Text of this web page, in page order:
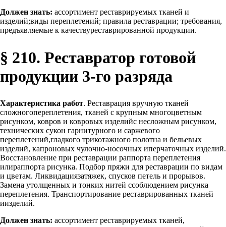
Должен знать: ассортимент реставрируемых тканей и
изделий;виды переплетений; правила реставрации; требования,
предъявляемые к качествуреставрированной продукции.
§ 210. Реставратор готовой
продукции 3-го разряда
Характеристика работ. Реставрация вручную тканей
сложногопереплетения, тканей с крупным многоцветным
рисунком, ковров и ковровых изделийс несложным рисунком,
технических сукон гарнитурного и саржевого
переплетений,гладкого трикотажного полотна и бельевых
изделий, капроновых чулочно-носочных иперчаточных изделий.
Восстановление при реставрации раппорта переплетения
илираппорта рисунка. Подбор пряжи для реставрации по видам
и цветам. Ликвидациязатяжек, спусков петель и прорывов.
Замена утолщенных и тонких нитей ссоблюдением рисунка
переплетения. Транспортирование реставрированных тканей
иизделий.
Должен знать: ассортимент реставрируемых тканей,